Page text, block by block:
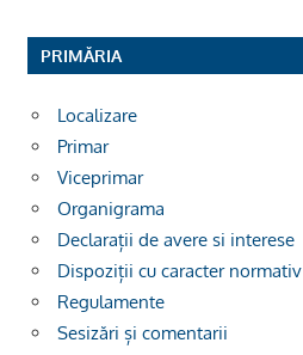
PRIMĂRIA
Localizare
Primar
Viceprimar
Organigrama
Declarații de avere si interese
Dispoziții cu caracter normativ
Regulamente
Sesizări și comentarii